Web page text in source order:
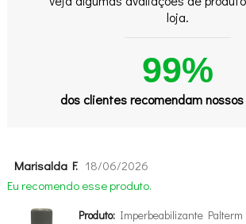
loja.
99%
dos clientes recomendam
Marisalda F. 18/06/2026
Eu recomendo esse produto.
Produto:Imperbeabilizante Palterm